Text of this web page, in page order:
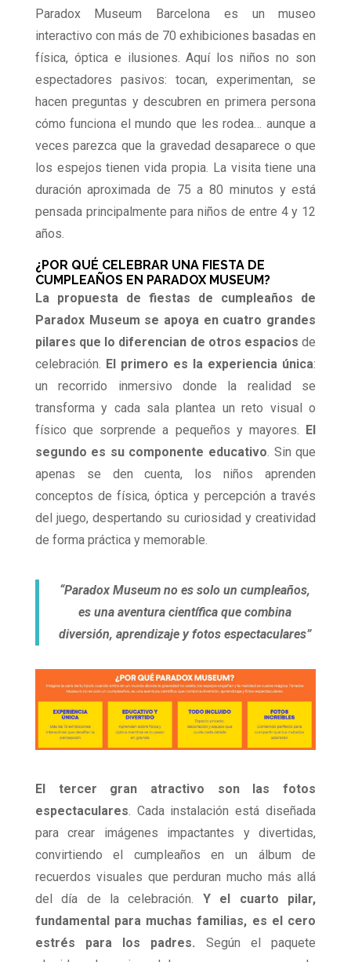
Paradox Museum Barcelona es un museo
interactivo con más de 70 exhibiciones basadas en
física, óptica e ilusiones. Aquí los niños no son
espectadores pasivos: tocan, experimentan, se
hacen preguntas y descubren en primera persona
cómo funciona el mundo que les rodea… aunque a
veces parezca que la gravedad desaparece o que
los espejos tienen vida propia. La visita tiene una
duración aproximada de 75 a 80 minutos y está
pensada principalmente para niños de entre 4 y 12
años.
¿POR QUÉ CELEBRAR UNA FIESTA DE
CUMPLEAÑOS EN PARADOX MUSEUM?
La propuesta de fiestas de cumpleaños de
Paradox Museum se apoya en cuatro grandes
pilares que lo diferencian de otros espacios de
celebración. El primero es la experiencia única:
un recorrido inmersivo donde la realidad se
transforma y cada sala plantea un reto visual o
físico que sorprende a pequeños y mayores. El
segundo es su componente educativo . Sin que
apenas se den cuenta, los niños aprenden
conceptos de física, óptica y percepción a través
del juego, despertando su curiosidad y creatividad
de forma práctica y memorable.
“Paradox Museum no es solo un cumpleaños,
es una aventura científica que combina
diversión, aprendizaje y fotos espectaculares”
El tercer gran atractivo son las fotos
espectaculares . Cada instalación está diseñada
para crear imágenes impactantes y divertidas,
convirtiendo el cumpleaños en un álbum de
recuerdos visuales que perduran mucho más allá
del día de la celebración. Y el cuarto pilar,
fundamental para muchas familias, es el cero
estrés para los padres. Según el paquete